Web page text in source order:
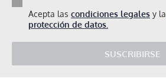
Acepta las condiciones legales y la
protección de datos.
SUSCRIBIRSE